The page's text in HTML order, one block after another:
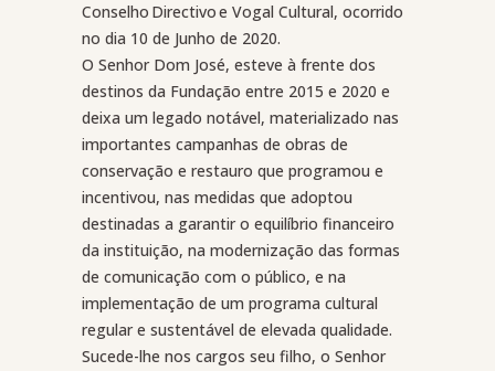
Conselho Directivo e Vogal Cultural, ocorrido
no dia 10 de Junho de 2020.
O Senhor Dom José, esteve à frente dos
destinos da Fundação entre 2015 e 2020 e
deixa um legado notável, materializado nas
importantes campanhas de obras de
conservação e restauro que programou e
incentivou, nas medidas que adoptou
destinadas a garantir o equilíbrio financeiro
da instituição, na modernização das formas
de comunicação com o público, e na
implementação de um programa cultural
regular e sustentável de elevada qualidade.
Sucede-lhe nos cargos seu filho, o Senhor